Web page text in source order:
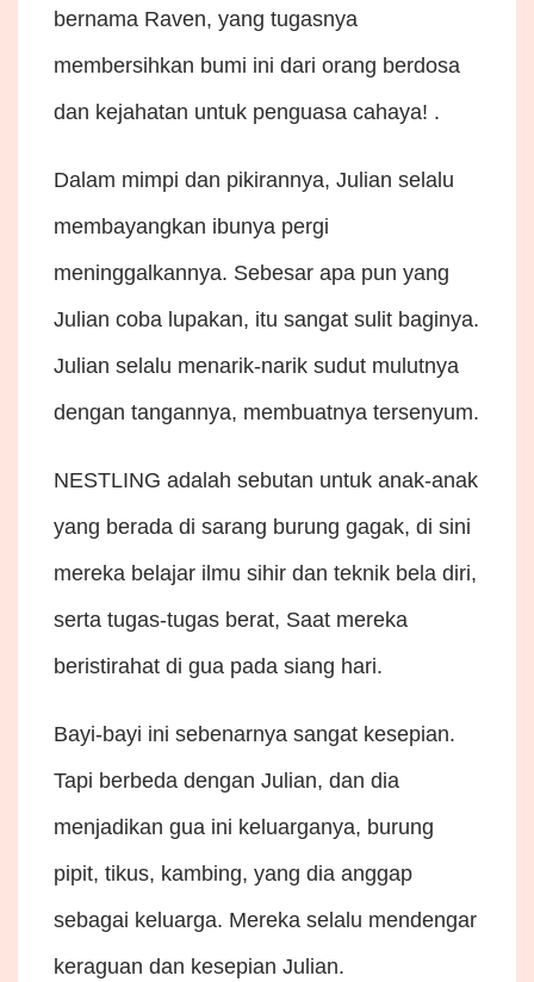
bernama Raven, yang tugasnya
membersihkan bumi ini dari orang berdosa
dan kejahatan untuk penguasa cahaya! .
Dalam mimpi dan pikirannya, Julian selalu
membayangkan ibunya pergi
meninggalkannya. Sebesar apa pun yang
Julian coba lupakan, itu sangat sulit baginya.
Julian selalu menarik-narik sudut mulutnya
dengan tangannya, membuatnya tersenyum.
NESTLING adalah sebutan untuk anak-anak
yang berada di sarang burung gagak, di sini
mereka belajar ilmu sihir dan teknik bela diri,
serta tugas-tugas berat, Saat mereka
beristirahat di gua pada siang hari.
Bayi-bayi ini sebenarnya sangat kesepian.
Tapi berbeda dengan Julian, dan dia
menjadikan gua ini keluarganya, burung
pipit, tikus, kambing, yang dia anggap
sebagai keluarga. Mereka selalu mendengar
keraguan dan kesepian Julian.